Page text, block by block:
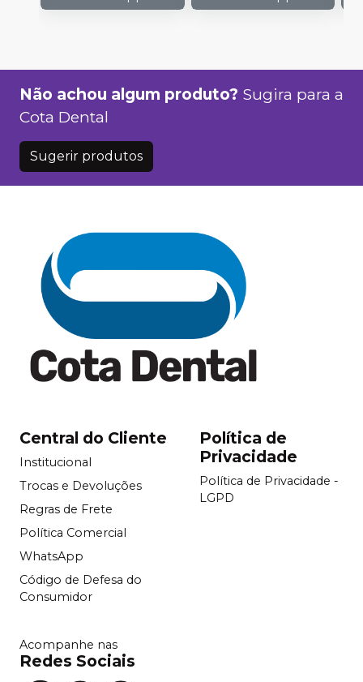
Não achou algum produto? Sugira para a
Cota Dental
Sugerir produtos
Central do Cliente
Institucional
Trocas e Devoluções
Regras de Frete
Política Comercial
WhatsApp
Código de Defesa do
Consumidor
Política de
Privacidade
Política de Privacidade -
LGPD
Acompanhe nas
Redes Sociais